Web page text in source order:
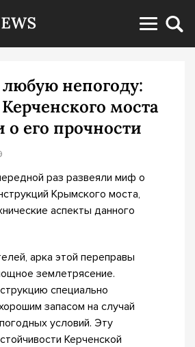
непогоду:
моста
о его прочности
раз развеяли миф о
Крымского моста,
аспекты данного
арка этой переправы
землетрясение.
специально
запасом на случай
условий. Эту
Керченской